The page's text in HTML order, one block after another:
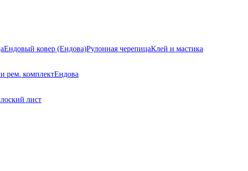
Ендовый ковер (Ендова)Рулонная черепицаКлей и мастика
рем. комплектЕндова
лист